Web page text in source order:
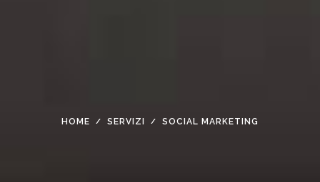
HOME SERVIZI SOCIAL MARKETING